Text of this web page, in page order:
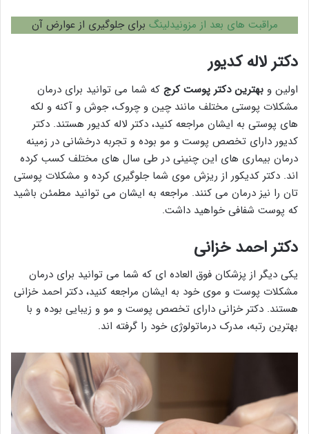
مراقبت های بعد از مزونیدلینگ برای جلوگیری از عوارض آن
دکتر لاله کدیور
اولین و بهترین دکتر پوست کرج که شما می توانید برای درمان
مشکلات پوستی مختلف مانند چین و چروک، جوش و آکنه و لکه
های پوستی به ایشان مراجعه کنید، دکتر لاله کدیور هستند. دکتر
کدیور دارای تخصص پوست و مو بوده و تجربه درخشانی در زمینه
درمان بیماری های این چنینی در طی سال های مختلف کسب کرده
اند. دکتر کدیکور از ریزش موی شما جلوگیری کرده و مشکلات پوستی
تان را نیز درمان می کنند. مراجعه به ایشان می توانید مطمئن باشید
که پوست شفافی خواهید داشت.
دکتر احمد خزانی
یکی دیگر از پزشکان فوق العاده ای که شما می توانید برای درمان
مشکلات پوست و موی خود به ایشان مراجعه کنید، دکتر احمد خزانی
هستند. دکتر خزانی دارای تخصص پوست و مو و زیبایی بوده و با
بهترین رتبه، مدرک درماتولوژی خود را گرفته اند.